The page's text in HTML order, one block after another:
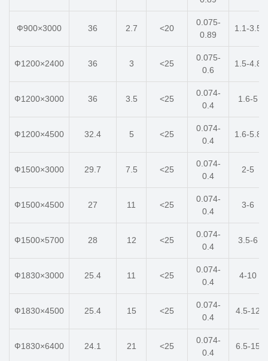
Ф900×3000 36 2.7 <20
0.075-
0.89
1.1-3.5
Ф1200×2400 36 3 <25
0.075-
0.6
1.5-4.8
Ф1200×3000 36 3.5 <25
0.074-
0.4
1.6-5
Ф1200×4500 32.4 5 <25
0.074-
0.4
1.6-5.8
Ф1500×3000 29.7 7.5 <25
0.074-
0.4
2-5
Ф1500×4500 27 11 <25
0.074-
0.4
3-6
Ф1500×5700 28 12 <25
0.074-
0.4
3.5-6
Ф1830×3000 25.4 11 <25
0.074-
0.4
4-10
Ф1830×4500 25.4 15 <25
0.074-
0.4
4.5-12
Ф1830×6400 24.1 21 <25
0.074-
0.4
6.5-15